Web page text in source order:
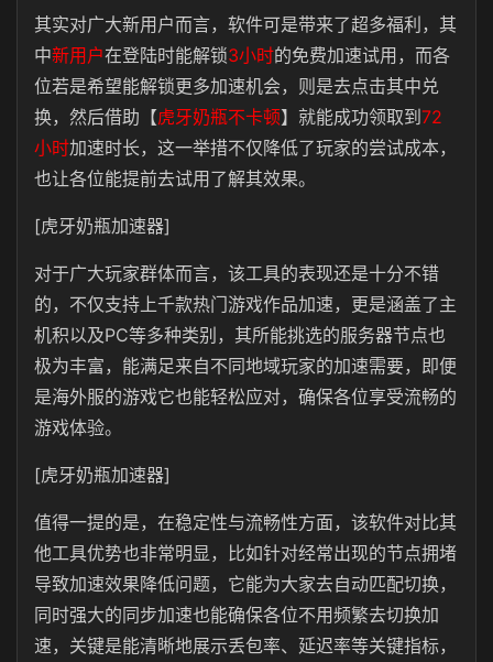
其实对广大新用户而言，软件可是带来了超多福利，其
中新用户在登陆时能解锁3小时的免费加速试用，而各
位若是希望能解锁更多加速机会，则是去点击其中兑
换，然后借助【虎牙奶瓶不卡顿】就能成功领取到 72
小时加速时长，这一举措不仅降低了玩家的尝试成本，
也让各位能提前去试用了解其效果。
[虎牙奶瓶加速器]
对于广大玩家群体而言，该工具的表现还是十分不错
的，不仅支持上千款热门游戏作品加速，更是涵盖了主
机积以及PC等多种类别，其所能挑选的服务器节点也
极为丰富，能满足来自不同地域玩家的加速需要，即便
是海外服的游戏它也能轻松应对，确保各位享受流畅的
游戏体验。
[虎牙奶瓶加速器]
值得一提的是，在稳定性与流畅性方面，该软件对比其
他工具优势也非常明显，比如针对经常出现的节点拥堵
导致加速效果降低问题，它能为大家去自动匹配切换，
同时强大的同步加速也能确保各位不用频繁去切换加
速，关键是能清晰地展示丢包率、延迟率等关键指标，